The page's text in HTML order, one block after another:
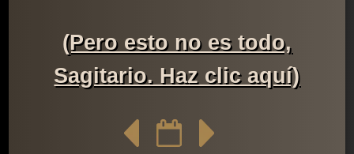
(Pero esto no es todo,
Sagitario. Haz clic aquí)